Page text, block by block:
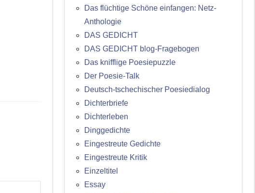
Das flüchtige Schöne einfangen: Netz-
Anthologie
DAS GEDICHT
DAS GEDICHT blog-Fragebogen
Das knifflige Poesiepuzzle
Der Poesie-Talk
Deutsch-tschechischer Poesiedialog
Dichterbriefe
Dichterleben
Dinggedichte
Eingestreute Gedichte
Eingestreute Kritik
Einzeltitel
Essay